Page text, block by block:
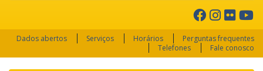
Dados abertos Serviços Horários
Perguntas frequentes
Telefones
Fale conosco